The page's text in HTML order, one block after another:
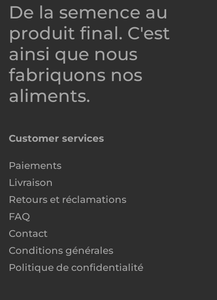
De la semence au
produit final. C'est
ainsi que nous
fabriquons nos
aliments.
Customer services
Paiements
Livraison
Retours et réclamations
FAQ
Contact
Conditions générales
Politique de confidentialité